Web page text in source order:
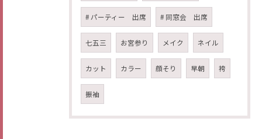
# パーティー 出席 # 同窓会 出席
七五三 お宮参り メイク ネイル
カット カラー 顔そり 早朝 袴
振袖